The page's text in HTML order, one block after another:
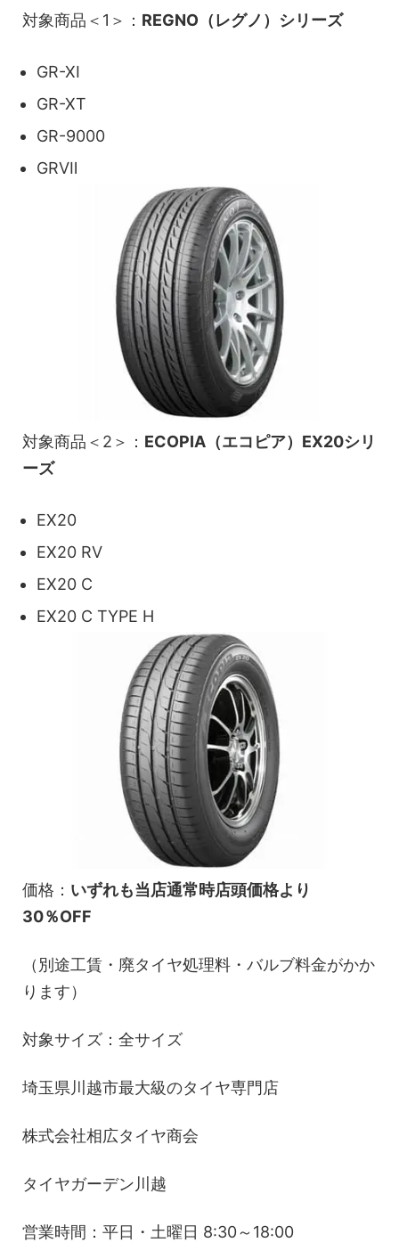
対象商品＜1＞： REGNO（レグノ）シリーズ
GR-XI
GR-XT
GR-9000
GRVⅡ
対象商品＜2＞： ECOPIA（エコピア）EX20シリ
ーズ
EX20
EX20 RV
EX20 C
EX20 C TYPE H
価格： いずれも当店通常時店頭価格より
30％OFF
（別途工賃・廃タイヤ処理料・バルブ料金がかか
ります）
対象サイズ：全サイズ
埼玉県川越市最大級のタイヤ専門店
株式会社相広タイヤ商会
タイヤガーデン川越
営業時間：平日・土曜日 8:30～18:00